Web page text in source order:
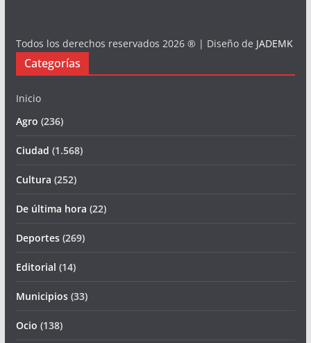
Todos los derechos reservados 2026 ® | Diseño de JADEMK
Categorías
Inicio
Agro (236)
Ciudad (1.568)
Cultura (252)
De última hora (22)
Deportes(269)
Editorial (14)
Municipios(33)
Ocio (138)